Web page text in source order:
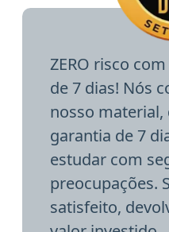
ZERO risco
de 7 dias! Nós
nosso
garantia de 7
estudar com
preocupações.
satisfeito,